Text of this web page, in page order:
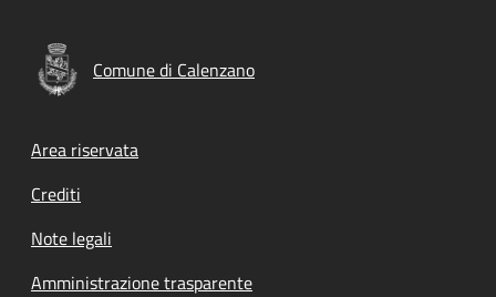
Comune di Calenzano
Footer menu
Area riservata
Crediti
Note legali
Amministrazione trasparente